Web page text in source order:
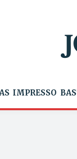
IMPRESSO